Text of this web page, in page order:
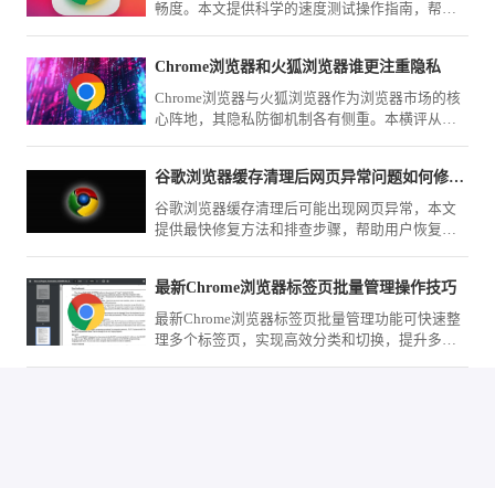
畅度。本文提供科学的速度测试操作指南，帮助
Chrome浏览器和火狐浏览器谁更注重隐私
Chrome浏览器与火狐浏览器作为浏览器市场的核
心阵地，其隐私防御机制各有侧重。本横评从数
谷歌浏览器缓存清理后网页异常问题如何修复最快
谷歌浏览器缓存清理后可能出现网页异常，本文
提供最快修复方法和排查步骤，帮助用户恢复正
最新Chrome浏览器标签页批量管理操作技巧
最新Chrome浏览器标签页批量管理功能可快速整
理多个标签页，实现高效分类和切换，提升多任